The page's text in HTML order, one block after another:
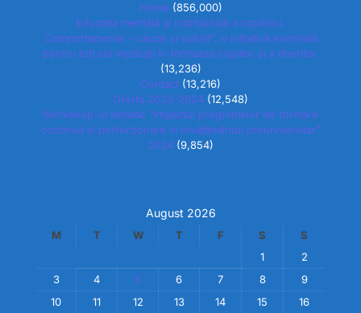
Home (856,000)
Educația mentală și nutrițională a copilului.
Comportamente – cauze și soluții”, o inițiativă esențială
pentru toți cei implicați în formarea copiilor și a tinerilor.
(13,236)
Contact (13,216)
Oferta 2023-2024 (12,548)
Workshop-ul tematic “Impactul programelor de formare
continuă și perfecționare în învățământul preuniversitar”
2024 (9,854)
August 2026
M T W T F S
S
1
2
3
4 5 6 7 8
9
10
11 12 13 14 15
16